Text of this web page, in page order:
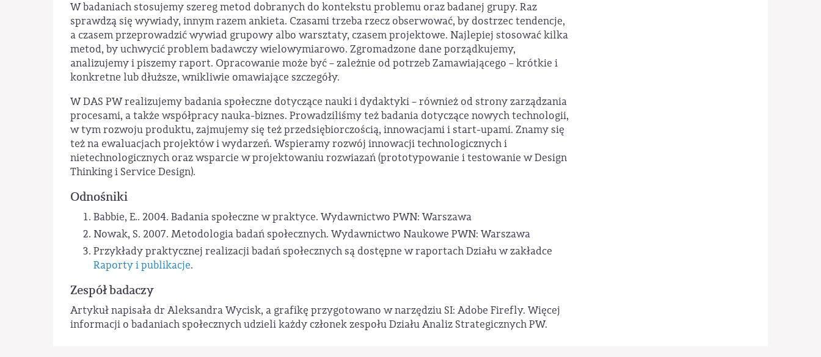
W badaniach stosujemy szereg metod dobranych do kontekstu problemu oraz badanej grupy. Raz
sprawdzą się wywiady, innym razem ankieta. Czasami trzeba rzecz obserwować, by dostrzec tendencje,
a czasem przeprowadzić wywiad grupowy albo warsztaty, czasem projektowe. Najlepiej stosować kilka
metod, by uchwycić problem badawczy wielowymiarowo. Zgromadzone dane porządkujemy,
analizujemy i piszemy raport. Opracowanie może być – zależnie od potrzeb Zamawiającego – krótkie i
konkretne lub dłuższe, wnikliwie omawiające szczegóły.
W DAS PW realizujemy badania społeczne dotyczące nauki i dydaktyki – również od strony zarządzania
procesami, a także współpracy nauka-biznes. Prowadziliśmy też badania dotyczące nowych technologii,
w tym rozwoju produktu, zajmujemy się też przedsiębiorczością, innowacjami i start-upami. Znamy się
też na ewaluacjach projektów i wydarzeń. Wspieramy rozwój innowacji technologicznych i
nietechnologicznych oraz wsparcie w projektowaniu rozwiazań (prototypowanie i testowanie w Design
Thinking i Service Design).
Odnośniki
Babbie, E.. 2004. Badania społeczne w praktyce. Wydawnictwo PWN: Warszawa
Nowak, S. 2007. Metodologia badań społecznych. Wydawnictwo Naukowe PWN: Warszawa
Przykłady praktycznej realizacji badań społecznych są dostępne w raportach Działu w zakładce
Raporty i publikacje.
Zespół badaczy
Artykuł napisała dr Aleksandra Wycisk, a grafikę przygotowano w narzędziu SI: Adobe Firefly. Więcej
informacji o badaniach społecznych udzieli każdy członek zespołu Działu Analiz Strategicznych PW.